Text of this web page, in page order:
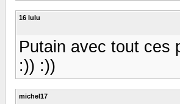
16 lulu
Putain avec tout ces
:)) :))
michel17